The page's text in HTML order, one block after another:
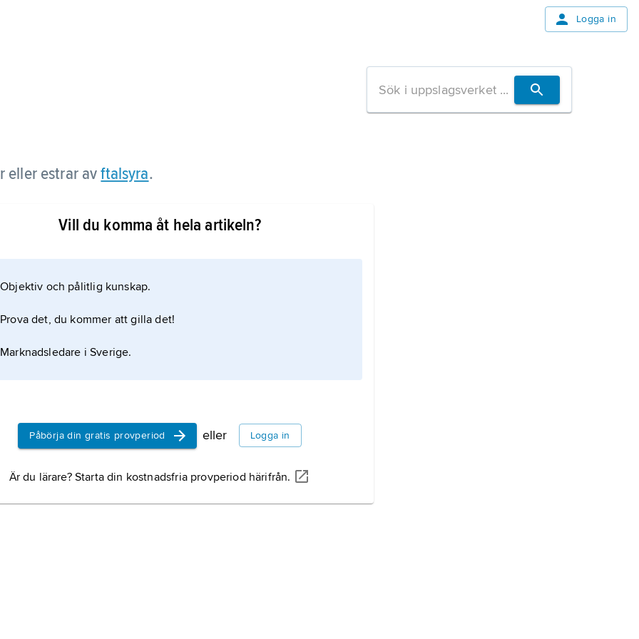
Logga in
eller estrar avftalsyra.
och dioktylester, har lågt ångtryck och stor
som mjukgörare i plaster. Ftalater finns även
världsproduktionen av ftalater uppgick under
60 % av vikten utgöras
Vill du komma åt hela artikeln?
Objektiv och pålitlig kunskap.
Prova det, du kommer att gilla det!
Marknadsledare i Sverige.
Påbörja din gratis provperiod eller Logga in
Är du lärare? Starta din kostnadsfria provperiod härifrån.